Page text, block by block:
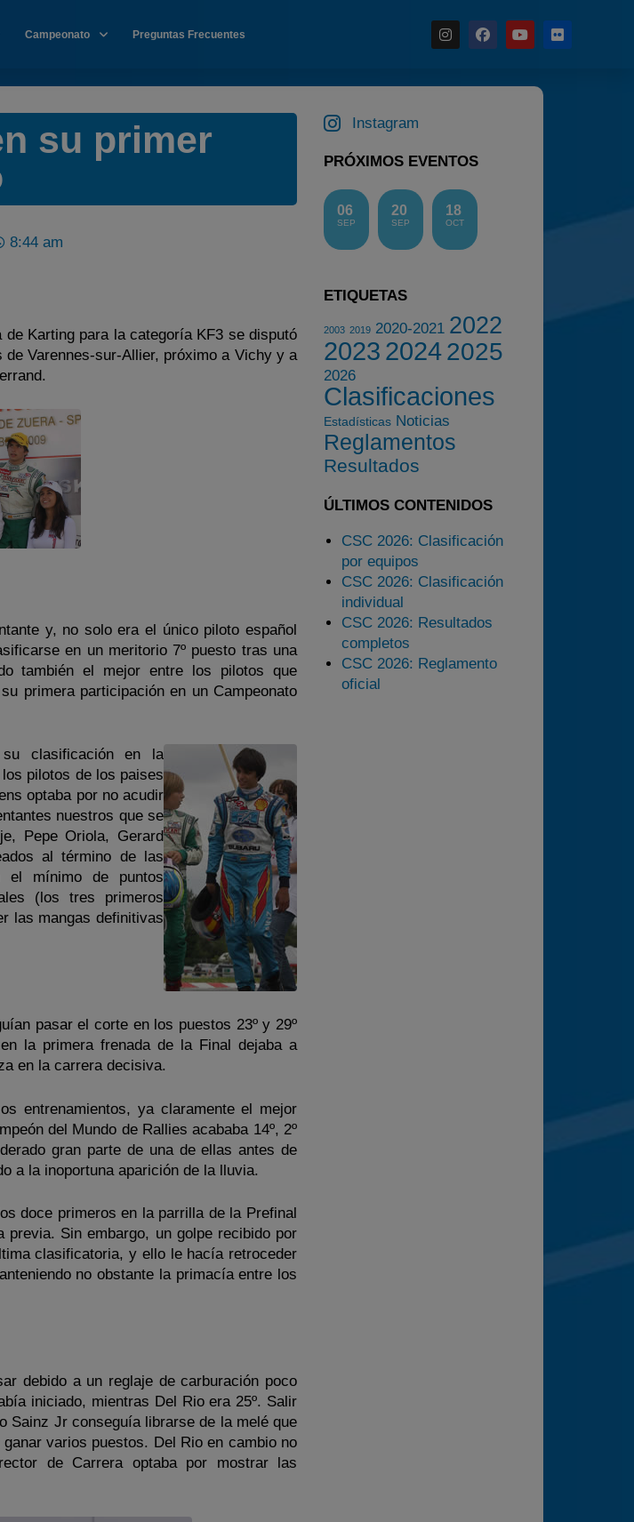
Calendario
Campeonato
Preguntas Frecuentes
Campeonato Preguntas Frecuentes
su primer
8:44 am
Karting para la categoría KF3 se disputó
Varennes-sur-Allier, próximo a Vichy y a
y, no solo era el único piloto español
en un meritorio 7º puesto tras una
también el mejor entre los pilotos que
primera participación en un Campeonato
clasificación en la
pilotos de los paises
optaba por no acudir
nuestros que se
Pepe Oriola, Gerard
al término de las
el mínimo de puntos
(los tres primeros
las mangas definitivas
pasar el corte en los puestos 23º y 29º
la primera frenada de la Final dejaba a
en la carrera decisiva.
entrenamientos, ya claramente el mejor
del Mundo de Rallies acababa 14º, 2º
gran parte de una de ellas antes de
a la inoportuna aparición de la lluvia.
doce primeros en la parrilla de la Prefinal
Sin embargo, un golpe recibido por
clasificatoria, y ello le hacía retroceder
no obstante la primacía entre los
debido a un reglaje de carburación poco
iniciado, mientras Del Rio era 25º. Salir
Sainz Jr conseguía librarse de la melé que
varios puestos. Del Rio en cambio no
de Carrera optaba por mostrar las
Instagram
PRÓXIMOS EVENTOS
06
SEP
20
SEP
18
OCT
ETIQUETAS
2003 2019 2020-2021 2022
2023 20242025
2026
Clasificaciones
Estadísticas Noticias
Reglamentos
Resultados
ÚLTIMOS CONTENIDOS
CSC 2026: Clasificación
por equipos
CSC 2026: Clasificación
individual
CSC 2026: Resultados
completos
CSC 2026: Reglamento
oficial